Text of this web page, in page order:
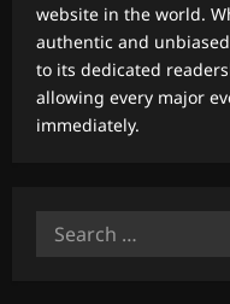
website in the world.
authentic and
to its dedicated
allowing every major
immediately.
Search